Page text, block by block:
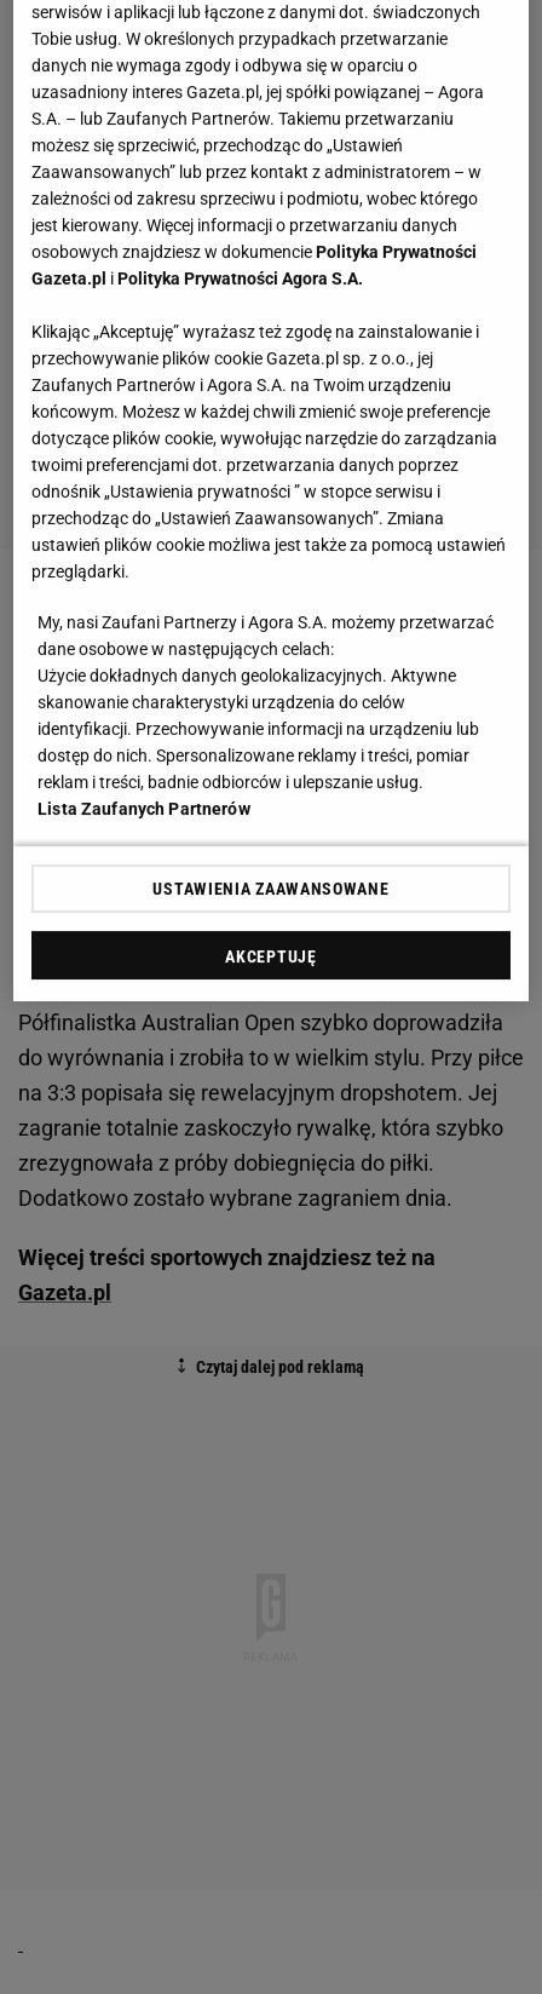
tenisa. "Trudno to będzie powtórzyć"
Magda Linette zachwyciła w meczu z Rodiną.
Rywalka była bezradna
Linette rozpoczęła znakomicie, szybko odskakując
na 4:0 z dwoma przełamaniami. Choć później
rywalka starała się jeszcze walczyć, set zakończył
się zwycięstwem Polki 6:3. Na początku drugiej partii
lepiej prezentowała się z kolei Rosjanka, która po
przełamaniu w czwartym gemie wyszła na 3:1.
Półfinalistka Australian Open szybko doprowadziła
do wyrównania i zrobiła to w wielkim stylu. Przy piłce
na 3:3 popisała się rewelacyjnym dropshotem. Jej
zagranie totalnie zaskoczyło rywalkę, która szybko
zrezygnowała z próby dobiegnięcia do piłki.
Dodatkowo zostało wybrane zagraniem dnia.
Więcej treści sportowych znajdziesz też na
Gazeta.pl
serwisów i aplikacji lub łączone z danymi dot. świadczonych
Tobie usług. W określonych przypadkach przetwarzanie
danych nie wymaga zgody i odbywa się w oparciu o
uzasadniony interes Gazeta.pl, jej spółki powiązanej – Agora
S.A. – lub Zaufanych Partnerów. Takiemu przetwarzaniu
możesz się sprzeciwić, przechodząc do „Ustawień
Zaawansowanych” lub przez kontakt z administratorem – w
zależności od zakresu sprzeciwu i podmiotu, wobec którego
jest kierowany. Więcej informacji o przetwarzaniu danych
osobowych znajdziesz w dokumenciePolityka Prywatności
Gazeta.pl iPolityka Prywatności Agora S.A.
Klikając „Akceptuję” wyrażasz też zgodę na zainstalowanie i
przechowywanie plików cookie Gazeta.pl sp. z o.o., jej
Zaufanych Partnerów i Agora S.A. na Twoim urządzeniu
końcowym. Możesz w każdej chwili zmienić swoje preferencje
dotyczące plików cookie, wywołując narzędzie do zarządzania
twoimi preferencjami dot. przetwarzania danych poprzez
odnośnik „Ustawienia prywatności ” w stopce serwisu i
przechodząc do „Ustawień Zaawansowanych”. Zmiana
ustawień plików cookie możliwa jest także za pomocą ustawień
przeglądarki.
My, nasi Zaufani Partnerzy i Agora S.A. możemy przetwarzać
dane osobowe w następujących celach:
Użycie dokładnych danych geolokalizacyjnych. Aktywne
skanowanie charakterystyki urządzenia do celów
identyfikacji. Przechowywanie informacji na urządzeniu lub
dostęp do nich. Spersonalizowane reklamy i treści, pomiar
reklam i treści, badnie odbiorców i ulepszanie usług.
Lista Zaufanych Partnerów
USTAWIENIA ZAAWANSOWANE
AKCEPTUJĘ